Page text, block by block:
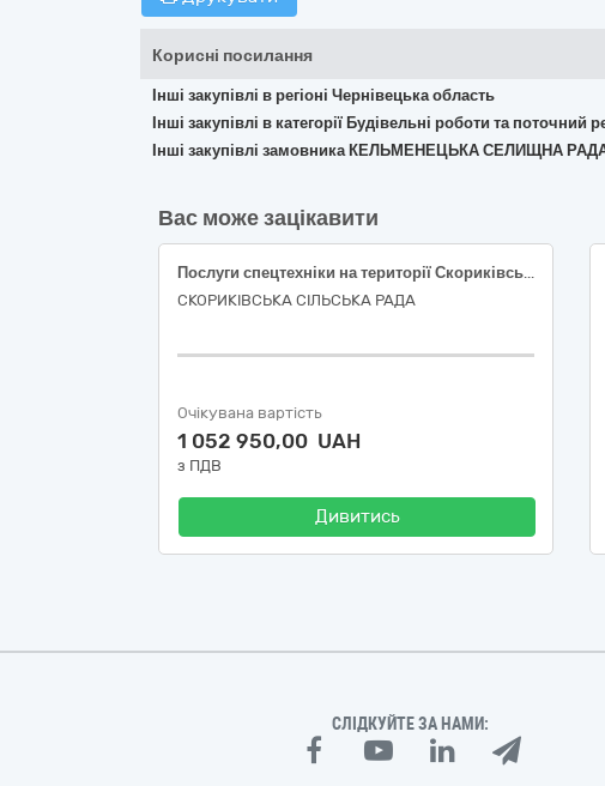
Корисні посилання
Інші закупівлі в регіоні Чернівецька область
Інші закупівлі в категорії Будівельні роботи та поточний
Інші закупівлі замовника КЕЛЬМЕНЕЦЬКА СЕЛИЩНА
Вас може зацікавити
Послуги спецтехніки на території Скориківської сільської ради Тернопільського району Тернопільської області (код ДК 021:2015 - 45520000-8 Прокат обладнання з оператором для виконання земляних робіт)
СКОРИКІВСЬКА СІЛЬСЬКА РАДА
Очікувана вартість
1 052 950,00 UAH
з ПДВ
Дивитись
СЛІДКУЙТЕ ЗА НАМИ: